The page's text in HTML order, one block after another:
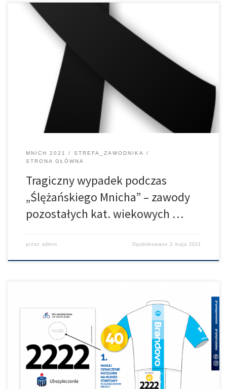
Kolarze. Dzisiaj podczas wyścigu stał się tragiczny wypadek. Jeden
z naszych kolegów odszedł do niebiańskiego peletonu, gdzie
spotka wielkich mistrzów swojej ukochanej dyscypliny. Sytuacja
jest bardzo poważna. Smutna, przykra i szokująca dla nas
wszystkich. Łączymy się w bólu z rodziną, wysyłamy nasze
najszczersze kondolencje. W związku z powyższym, wszystkie
dekoracje […]
MNICH 2021
STREFA_ZAWODNIKA
STRONA GŁÓWNA
Tragiczny wypadek podczas
„Ślężańskiego Mnicha” – zawody
pozostałych kat. wiekowych …
przez admin Opublikowano 2 maja 2021